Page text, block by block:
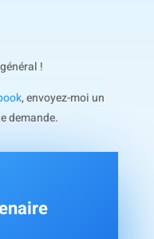
!
, envoyez-moi un
demande.